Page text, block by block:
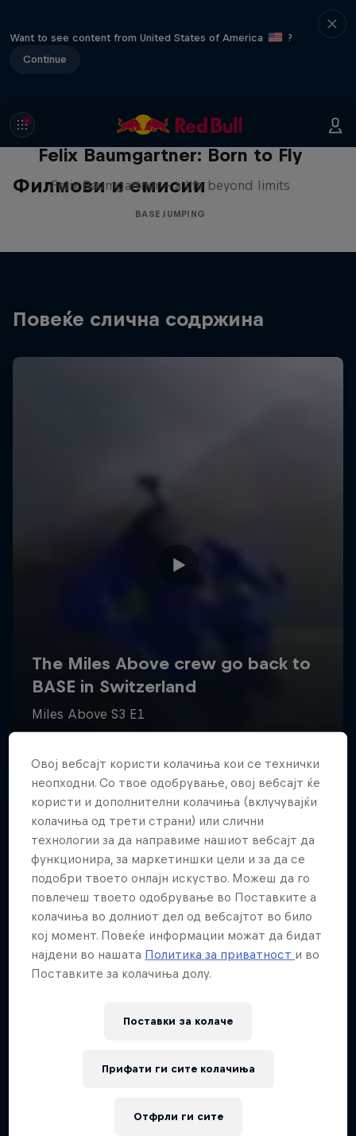
Want to see content from United States of America
?
Continue
Филмови и емисии
Felix Baumgartner: Born to Fly
Felix Baumgartner – a life beyond limits
BASE JUMPING
Повеќе слична содржина
Овој вебсајт користи колачиња кои се технички
неопходни. Со твое одобрување, овој вебсајт ќе
користи и дополнителни колачиња (вклучувајќи
колачиња од трети страни) или слични
технологии за да направиме нашиот вебсајт да
функционира, за маркетиншки цели и за да се
подобри твоето онлајн искуство. Можеш да го
повлечеш твоето одобрување во Поставките а
колачиња во долниот дел од вебсајтот во било
кој момент. Повеќе информации можат да бидат
најдени во нашата Политика за приватност и во
Поставките за колачиња долу.
Поставки за колачe
Отфрли ги сите
Прифати ги сите колачиња